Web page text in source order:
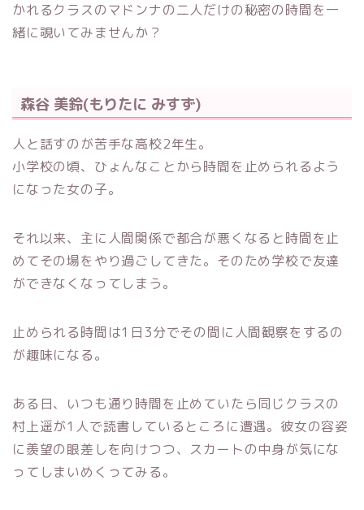
かれるクラスのマドンナの二人だけの秘密の時間を一
緒に覗いてみませんか？
森谷 美鈴(もりたに みすず)
人と話すのが苦手な高校2年生。
小学校の頃、ひょんなことから時間を止められるよう
になった女の子。
それ以来、主に人間関係で都合が悪くなると時間を止
めてその場をやり過ごしてきた。そのため学校で友達
ができなくなってしまう。
止められる時間は1日3分でその間に人間観察をするの
が趣味になる。
ある日、いつも通り時間を止めていたら同じクラスの
村上遥が1人で読書しているところに遭遇。彼女の容姿
に羨望の眼差しを向けつつ、スカートの中身が気にな
ってしまいめくってみる。